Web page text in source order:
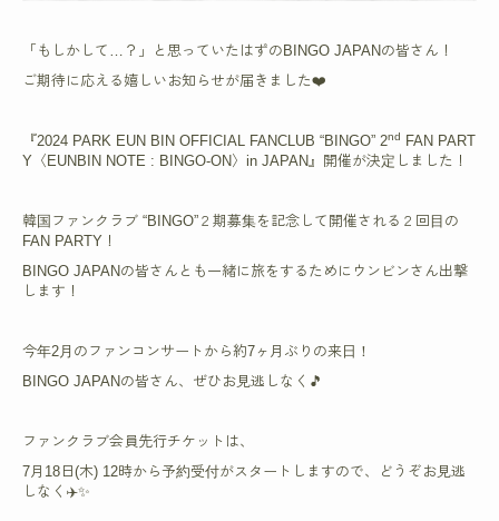
「もしかして…？」と思っていたはずのBINGO JAPANの皆さん！
ご期待に応える嬉しいお知らせが届きました❤️
『2024 PARK EUN BIN OFFICIAL FANCLUB “BINGO” 2nd
FAN PART
Y〈EUNBIN NOTE : BINGO-ON〉in JAPAN』開催が決定しました！
韓国ファンクラブ “BINGO”２期募集を記念して開催される２回目の
FAN PARTY！
BINGO JAPANの皆さんとも一緒に旅をするためにウンビンさん出撃
します！
今年2月のファンコンサートから約7ヶ月ぶりの来日！
BINGO JAPANの皆さん、ぜひお見逃しなく🎵
ファンクラブ会員先行チケットは、
7月18日(木) 12時から予約受付がスタートしますので、どうぞお見逃
しなく✈️✨